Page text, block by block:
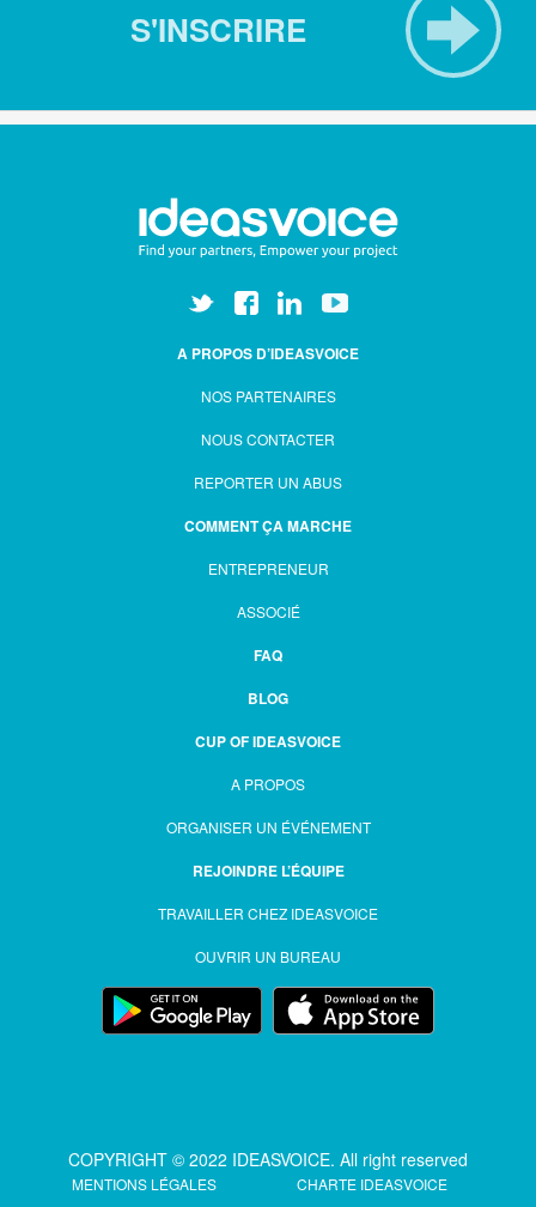
S'INSCRIRE
A PROPOS D’IDEASVOICE
NOS PARTENAIRES
NOUS CONTACTER
REPORTER UN ABUS
COMMENT ÇA MARCHE
ENTREPRENEUR
ASSOCIÉ
FAQ
BLOG
CUP OF IDEASVOICE
A PROPOS
ORGANISER UN ÉVÉNEMENT
REJOINDRE L’ÉQUIPE
TRAVAILLER CHEZ IDEASVOICE
OUVRIR UN BUREAU
COPYRIGHT © 2022 IDEASVOICE. All right reserved
MENTIONS LÉGALES CHARTE IDEASVOICE